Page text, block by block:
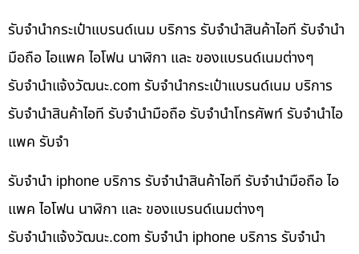
รับจำนำกระเป๋าแบรนด์เนม บริการ รับจำนำสินค้าไอที รับจำนำ
มือถือ ไอแพค ไอโฟน นาฬิกา และ ของแบรนด์เนมต่างๆ
รับจํานําแจ้งวัฒนะ.com รับจำนำกระเป๋าแบรนด์เนม บริการ
รับจำนำสินค้าไอที รับจำนำมือถือ รับจำนำโทรศัพท์ รับจำนำไอ
แพค รับจำ
รับจำนำ iphone บริการ รับจำนำสินค้าไอที รับจำนำมือถือ ไอ
แพค ไอโฟน นาฬิกา และ ของแบรนด์เนมต่างๆ
รับจํานําแจ้งวัฒนะ.com รับจำนำ iphone บริการ รับจำนำ